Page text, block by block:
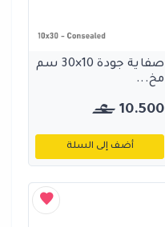
صفاية جودة 10×30 سم
مخ...
10.500
أضف إلى السلة